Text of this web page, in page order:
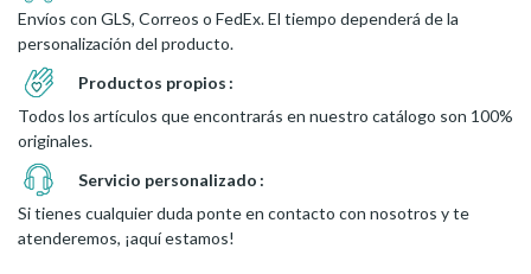
Envíos con GLS, Correos o FedEx. El tiempo dependerá de la
personalización del producto.
Productos propios
Todos los artículos que encontrarás en nuestro catálogo son 100%
originales.
Servicio personalizado
Si tienes cualquier duda ponte en contacto con nosotros y te
atenderemos, ¡aquí estamos!